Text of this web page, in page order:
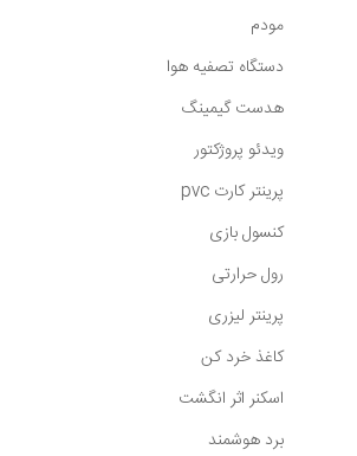
مودم
دستگاه تصفیه هوا
هدست گیمینگ
ویدئو پروژکتور
پرینتر کارت pvc
کنسول بازی
رول حرارتی
پرینتر لیزری
کاغذ خرد کن
اسکنر اثر انگشت
برد هوشمند